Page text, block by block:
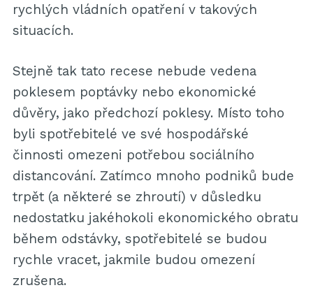
rychlých vládních opatření v takových
situacích.
Stejně tak tato recese nebude vedena
poklesem poptávky nebo ekonomické
důvěry, jako předchozí poklesy. Místo toho
byli spotřebitelé ve své hospodářské
činnosti omezeni potřebou sociálního
distancování. Zatímco mnoho podniků bude
trpět (a některé se zhroutí) v důsledku
nedostatku jakéhokoli ekonomického obratu
během odstávky, spotřebitelé se budou
rychle vracet, jakmile budou omezení
zrušena.